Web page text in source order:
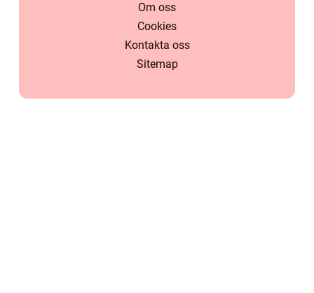
Om oss
Cookies
Kontakta oss
Sitemap